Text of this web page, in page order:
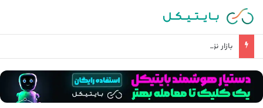
بازار نزولی بیت کوین کی تمام میشود؟ نظر جنجالی تحلیلگر معروف